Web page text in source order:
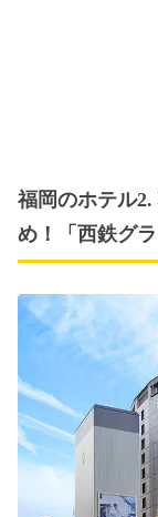
福岡のホテル
め！「西鉄グラ